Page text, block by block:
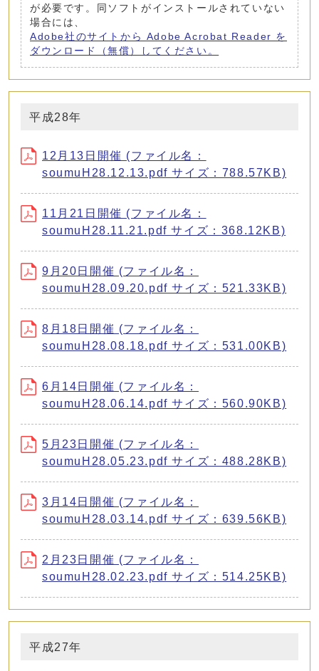
が必要です。同ソフトがインストールされていない
場合には、
Adobe社のサイトから Adobe Acrobat Reader を
ダウンロード（無償）してください。
平成28年
12月13日開催 (ファイル名：
soumuH28.12.13.pdf サイズ：788.57KB)
11月21日開催 (ファイル名：
soumuH28.11.21.pdf サイズ：368.12KB)
9月20日開催 (ファイル名：
soumuH28.09.20.pdf サイズ：521.33KB)
8月18日開催 (ファイル名：
soumuH28.08.18.pdf サイズ：531.00KB)
6月14日開催 (ファイル名：
soumuH28.06.14.pdf サイズ：560.90KB)
5月23日開催 (ファイル名：
soumuH28.05.23.pdf サイズ：488.28KB)
3月14日開催 (ファイル名：
soumuH28.03.14.pdf サイズ：639.56KB)
2月23日開催 (ファイル名：
soumuH28.02.23.pdf サイズ：514.25KB)
平成27年